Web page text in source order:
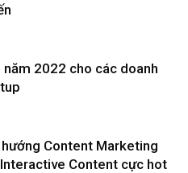
năm 2022 cho các doanh
hướng Content Marketing
Content cực hot